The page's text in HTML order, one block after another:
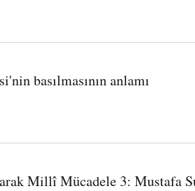
basılmasının anlamı
Millî Mücadele 3: Mustafa